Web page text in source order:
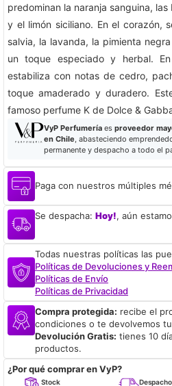
predominan la naranja sanguina,
y el limón siciliano. En el corazón,
salvia, la lavanda, la pimienta
un toque especiado y herbal.
estabiliza con notas de cedro,
toque amaderado y duradero.
famoso perfume K de Dolce &
VyP Perfumeríaes proveedor
en Chile, abasteciendo
permanente y despacho a todo el
Paga con nuestros múltiples
Se despacha: Hoy!, aún
Todas nuestras políticas las
Políticas de Devoluciones y
Políticas de Envío
Políticas de Privacidad
Compra protegida: recibe el
condiciones o te devolvemos
Devolución Gratis: tienes 10
productos.
¿Por qué comprar en VyP?
Stock
Despacho